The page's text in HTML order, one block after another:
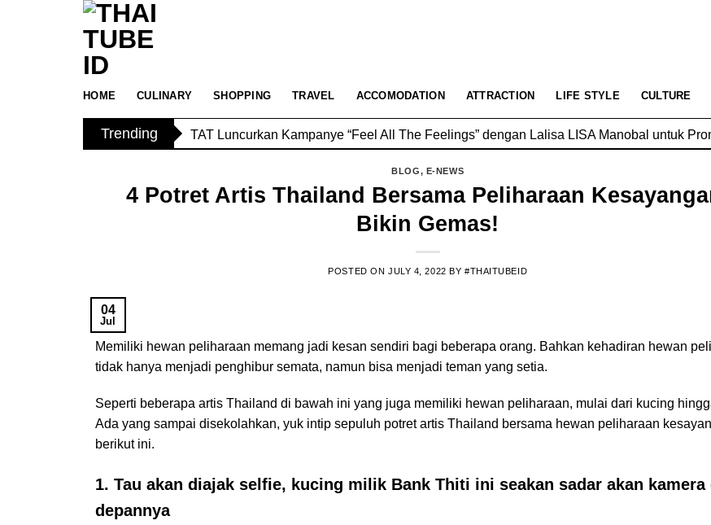
Skip
content
HOME CULINARY SHOPPING TRAVEL ACCOMODATION ATTRACTION LIFE STYLE CULTURE
Trending TAT Luncurkan Kampanye “Feel All The Feelings” dengan Lalisa LISA Manobal untuk
BLOG, E-NEWS
4 Potret Artis Thailand Bersama Peliharaan
Bikin Gemas!
POSTED ON JULY 4, 2022 BY #THAITUBEID
04
Jul
Memiliki hewan peliharaan memang jadi kesan sendiri bagi beberapa orang. Bahkan kehadiran hewan
tidak hanya menjadi penghibur semata, namun bisa menjadi teman yang setia.
Seperti beberapa artis Thailand di bawah ini yang juga memiliki hewan peliharaan, mulai dari kucing
Ada yang sampai disekolahkan, yuk intip sepuluh potret artis Thailand bersama hewan peliharaan
berikut ini.
1. Tau akan diajak selfie, kucing milik Bank Thiti ini seakan sadar akan kamera
depannya